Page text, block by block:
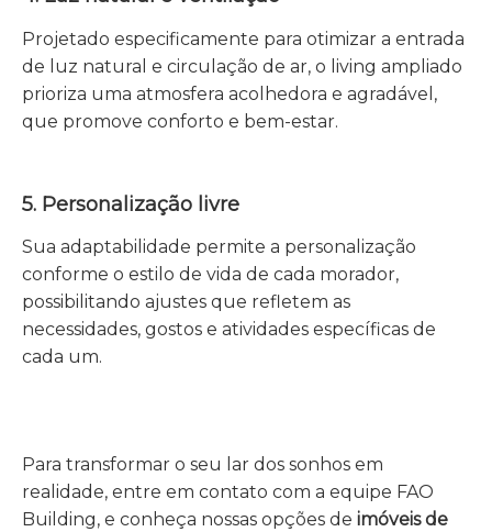
Projetado especificamente para otimizar a entrada
de luz natural e circulação de ar, o living ampliado
prioriza uma atmosfera acolhedora e agradável,
que promove conforto e bem-estar.
5. Personalização livre
Sua adaptabilidade permite a personalização
conforme o estilo de vida de cada morador,
possibilitando ajustes que refletem as
necessidades, gostos e atividades específicas de
cada um.
Para transformar o seu lar dos sonhos em
realidade, entre em contato com a equipe FAO
Building, e conheça nossas opções de imóveis de